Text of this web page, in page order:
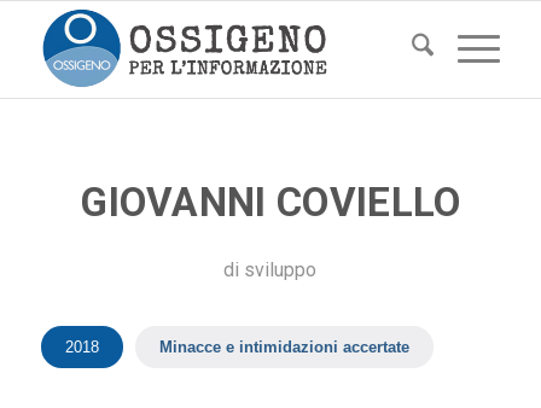
GIOVANNI COVIELLO
di sviluppo
2018 Minacce e intimidazioni accertate